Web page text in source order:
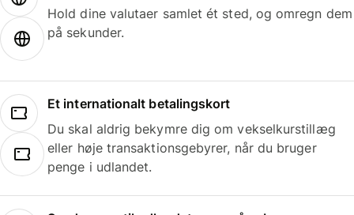
Hold dine valutaer samlet ét sted, og omregn dem
på sekunder.
Et internationalt betalingskort
Du skal aldrig bekymre dig om vekselkurstillæg
eller høje transaktionsgebyrer, når du bruger
penge i udlandet.